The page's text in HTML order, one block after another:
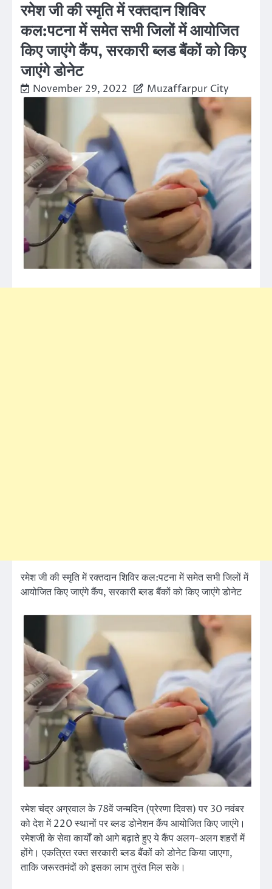
रमेश जी की स्मृति में रक्तदान शिविर
कल:पटना में समेत सभी जिलों में आयोजित
किए जाएंगे कैंप, सरकारी ब्लड बैंकों को किए
जाएंगे डोनेट
November 29, 2022 Muzaffarpur City
रमेश जी की स्मृति में रक्तदान शिविर कल:पटना में समेत सभी जिलों में
आयोजित किए जाएंगे कैंप, सरकारी ब्लड बैंकों को किए जाएंगे डोनेट
रमेश चंद्र अग्रवाल के 78वें जन्मदिन (प्रेरणा दिवस) पर 30 नवंबर
को देश में 220 स्थानों पर ब्लड डोनेशन कैंप आयोजित किए जाएंगे।
रमेशजी के सेवा कार्यों को आगे बढ़ाते हुए ये कैंप अलग-अलग शहरों में
होंगे। एकत्रित रक्त सरकारी ब्लड बैंकों को डोनेट किया जाएगा,
ताकि जरूरतमंदों को इसका लाभ तुरंत मिल सके।